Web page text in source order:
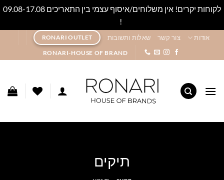
לקוחות יקרים! אין משלוחים/איסוף עצמי בין התאריכים 09.08-17.08
!
content
אודות צור קשר שאלות ותשובות RONARI OUTLET
RONARI-HOUSE OF BRAND
תיקים